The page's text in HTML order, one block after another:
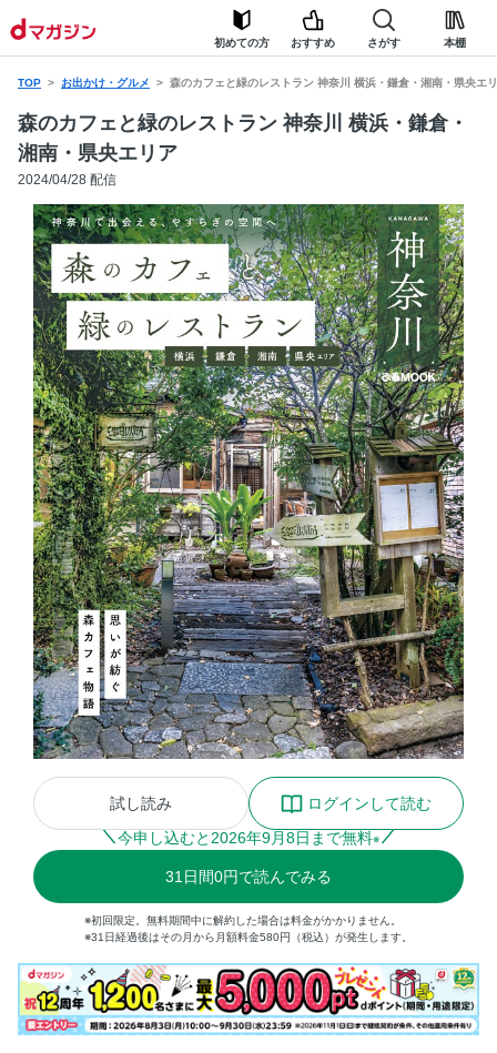
初めての方 おすすめ さがす 本棚
TOP お出かけ・グルメ 森のカフェと緑のレストラン 神奈川 横浜・鎌倉・湘南・県央エ
森のカフェと緑のレストラン 神奈川 横浜・鎌倉・
湘南・県央エリア
2024/04/28 配信
試し読み
ログインして読む
今申し込むと 2026年9月8日まで無料※
31 日間0円で読んでみる
※初回限定。無料期間中に解約した場合は料金がかかりません。
※31日経過後はその月から月額料金580円（税込）が発生します。